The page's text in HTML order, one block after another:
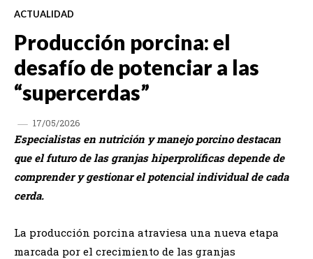
ACTUALIDAD
Producción porcina: el
desafío de potenciar a las
“supercerdas”
17/05/2026
Especialistas en nutrición y manejo porcino destacan
que el futuro de las granjas hiperprolíficas depende de
comprender y gestionar el potencial individual de cada
cerda.
La producción porcina atraviesa una nueva etapa
marcada por el crecimiento de las granjas